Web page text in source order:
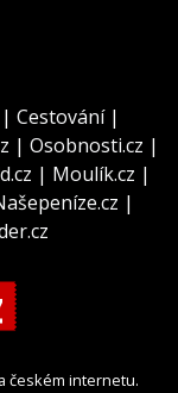
| Cestování|
| Osobnosti.cz |
| Moulík.cz |
|
českém internetu.